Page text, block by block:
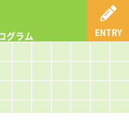
グラム ENTRY